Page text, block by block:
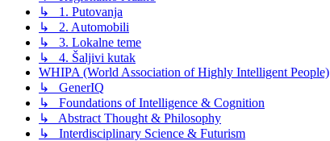
↳ 1. Putovanja
↳ 2. Automobili
↳ 3. Lokalne teme
↳ 4. Šaljivi kutak
WHIPA (World Association of Highly Intelligent People)
↳ GenerIQ
↳ Foundations of Intelligence & Cognition
↳ Abstract Thought & Philosophy
↳ Interdisciplinary Science & Futurism